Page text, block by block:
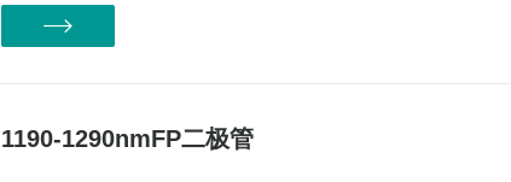
1190-1290nmFP二极管